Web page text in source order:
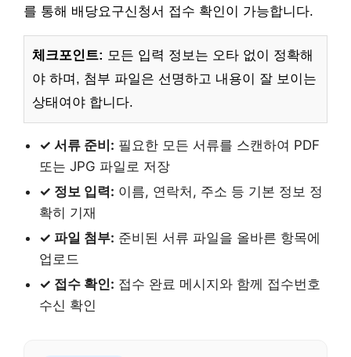
를 통해 배당요구신청서 접수 확인이 가능합니다.
체크포인트: 모든 입력 정보는 오타 없이 정확해
야 하며, 첨부 파일은 선명하고 내용이 잘 보이는
상태여야 합니다.
✓ 서류 준비: 필요한 모든 서류를 스캔하여 PDF
또는 JPG 파일로 저장
✓ 정보 입력: 이름, 연락처, 주소 등 기본 정보 정
확히 기재
✓ 파일 첨부: 준비된 서류 파일을 올바른 항목에
업로드
✓ 접수 확인: 접수 완료 메시지와 함께 접수번호
수신 확인